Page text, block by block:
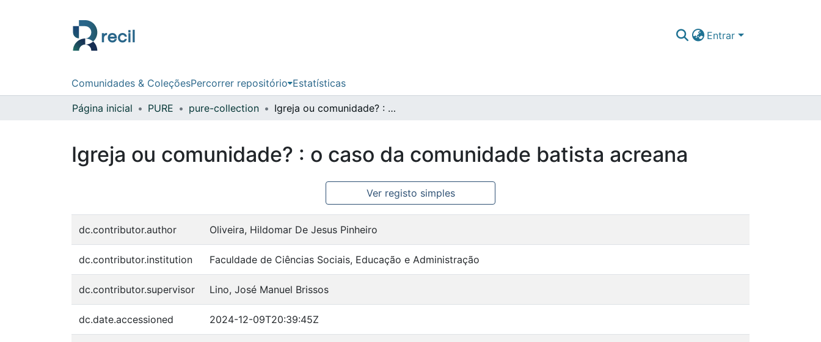
Entrar
Comunidades & ColeçõesPercorrer repositório Estatísticas
Página inicial PURE pure-collection Igreja ou comunidade? : o caso da comunidade batista acreana
Igreja ou comunidade? : o caso da comunidade batista acreana
Ver registo simples
dc.contributor.author Oliveira, Hildomar De Jesus Pinheiro
dc.contributor.institution Faculdade de Ciências Sociais, Educação e Administração
dc.contributor.supervisor Lino, José Manuel Brissos
dc.date.accessioned 2024-12-09T20:39:45Z